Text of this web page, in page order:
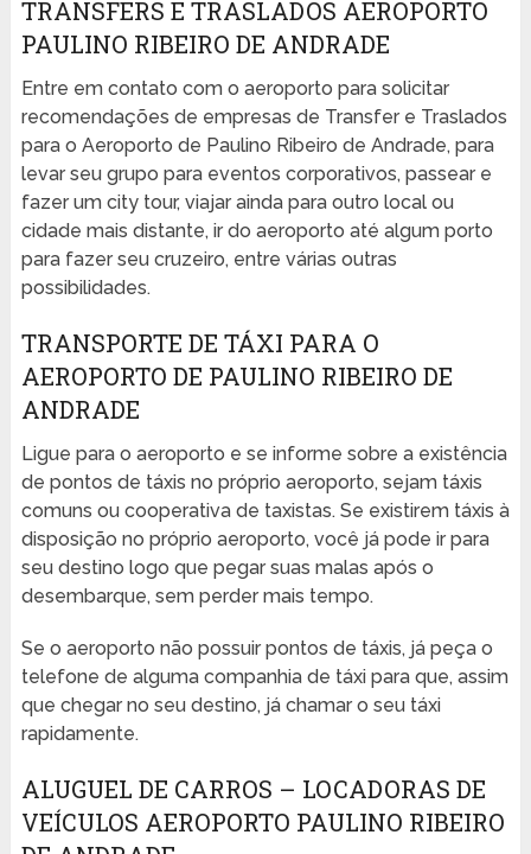
TRANSFERS E TRASLADOS AEROPORTO
PAULINO RIBEIRO DE ANDRADE
Entre em contato com o aeroporto para solicitar
recomendações de empresas de Transfer e Traslados
para o Aeroporto de Paulino Ribeiro de Andrade, para
levar seu grupo para eventos corporativos, passear e
fazer um city tour, viajar ainda para outro local ou
cidade mais distante, ir do aeroporto até algum porto
para fazer seu cruzeiro, entre várias outras
possibilidades.
TRANSPORTE DE TÁXI PARA O
AEROPORTO DE PAULINO RIBEIRO DE
ANDRADE
Ligue para o aeroporto e se informe sobre a existência
de pontos de táxis no próprio aeroporto, sejam táxis
comuns ou cooperativa de taxistas. Se existirem táxis à
disposição no próprio aeroporto, você já pode ir para
seu destino logo que pegar suas malas após o
desembarque, sem perder mais tempo.
Se o aeroporto não possuir pontos de táxis, já peça o
telefone de alguma companhia de táxi para que, assim
que chegar no seu destino, já chamar o seu táxi
rapidamente.
ALUGUEL DE CARROS – LOCADORAS DE
VEÍCULOS AEROPORTO PAULINO RIBEIRO